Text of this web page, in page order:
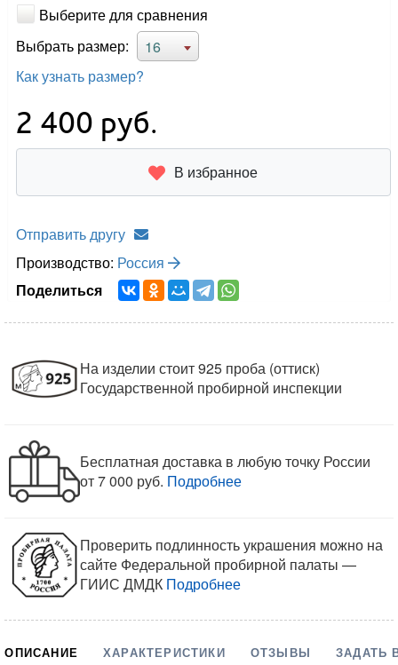
Выберите для сравнения
Выбрать размер:
16
Как узнать размер?
2 400 руб.
В избранное
Отправить другу
Производство: Россия
Поделиться
На изделии стоит 925 проба (оттиск)
Государственной пробирной инспекции
Бесплатная доставка в любую точку России
от 7 000 руб. Подробнее
Проверить подлинность украшения можно на
сайте Федеральной пробирной палаты —
ГИИС ДМДК Подробнее
ОПИСАНИЕ ХАРАКТЕРИСТИКИ ОТЗЫВЫ ЗАДАТЬ